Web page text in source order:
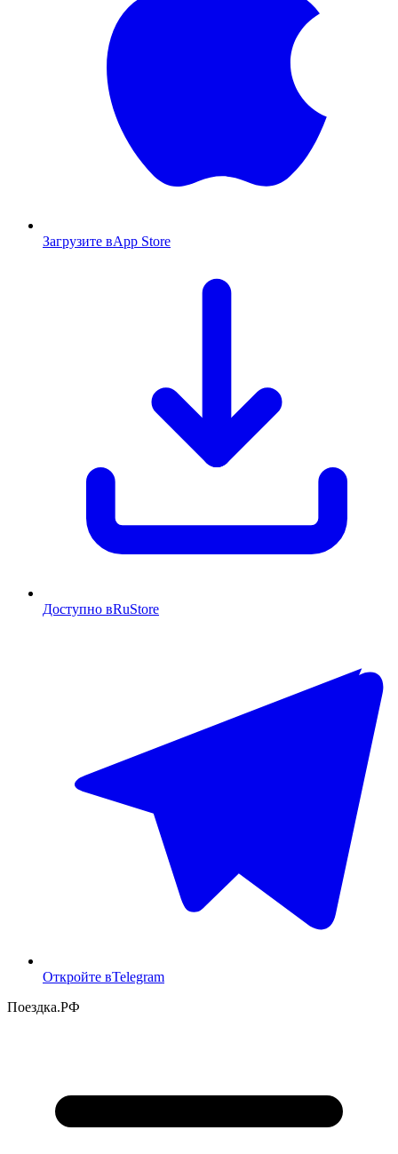
Загрузите вApp Store
Доступно вRuStore
Откройте вTelegram
Поездка.РФ